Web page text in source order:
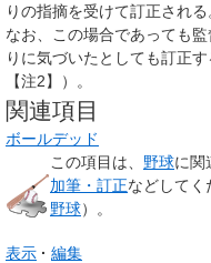
りの指摘を受けて訂正される
なお、この場合であっても
りに気づいたとしても訂正
【注2】）。
関連項目
ボールデッド
この項目は、 野球に関
加筆・訂正などしてく
野球）。
表示
編集